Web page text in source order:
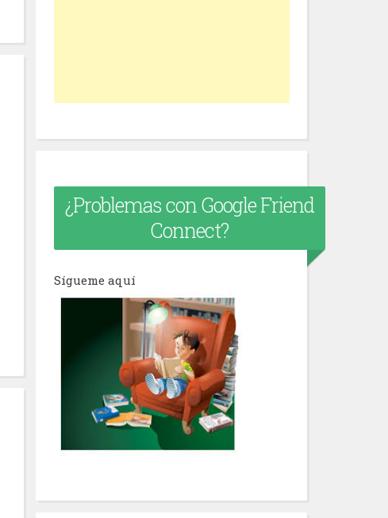
¿Problemas con Google Friend
Connect?
Sígueme aquí